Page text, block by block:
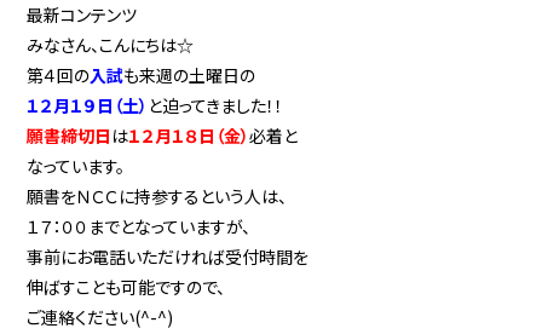
最新コンテンツ
みなさん、こんにちは☆
第４回の入試も来週の土曜日の
１２月１９日（土） と迫ってきました！！
願書締切日 は１２月１８日（金）必着と
なっています。
願書をＮＣＣに持参するという人は、
１７：００までとなっていますが、
事前にお電話いただければ受付時間を
伸ばすことも可能ですので、
ご連絡ください(^-^)